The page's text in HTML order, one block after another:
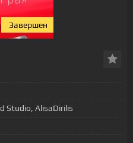
Завершен
Studio, AlisaDirilis